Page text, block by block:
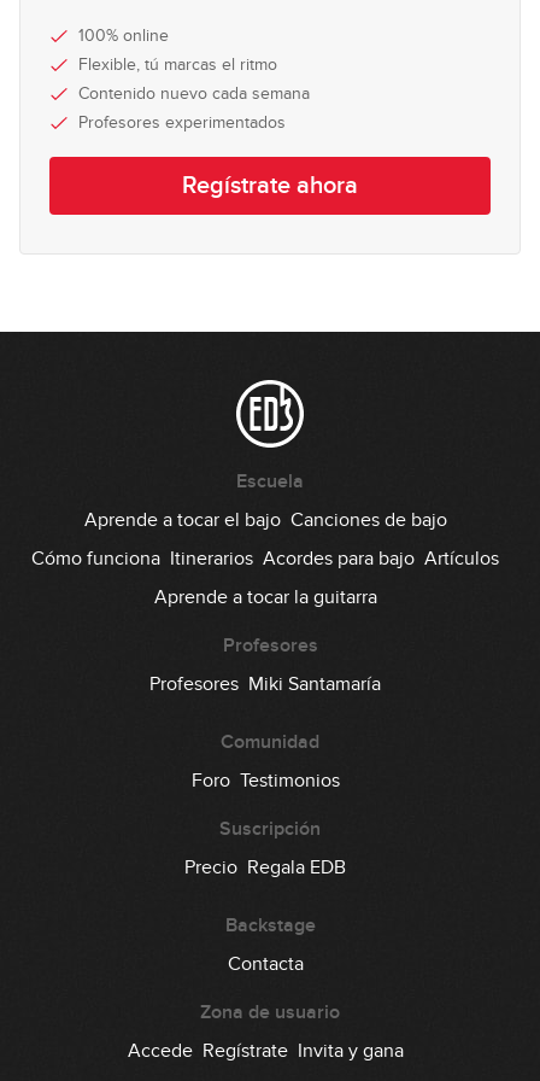
28:41
Solo
24:19
Dua Lipa - Don't Start Now
17:20
Over
Jennifer Paige - Crush
Red Hot Chili Peppers - Can't Stop
The Meters - Cissy Strut
Bruno Mars - Treasure
100% online
Flexible, tú marcas el ritmo
Contenido nuevo cada semana
Profesores experimentados
Regístrate ahora
Escuela
Aprende a tocar el bajo Canciones de bajo
Cómo funciona Itinerarios Acordes para bajo Artículos
Aprende a tocar la guitarra
Profesores
Profesores Miki Santamaría
Comunidad
Foro Testimonios
Suscripción
Precio Regala EDB
Backstage
Contacta
Zona de usuario
Accede Regístrate Invita y gana